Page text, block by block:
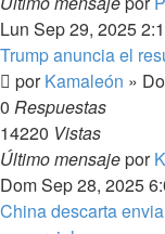
Lun Sep 29, 2025
Trump anuncia el
porKamaleón »
0 Respuestas
14220 Vistas
Último mensajepor
Dom Sep 28, 2025
China descarta